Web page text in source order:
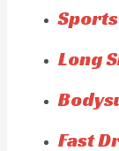
Long
Fast